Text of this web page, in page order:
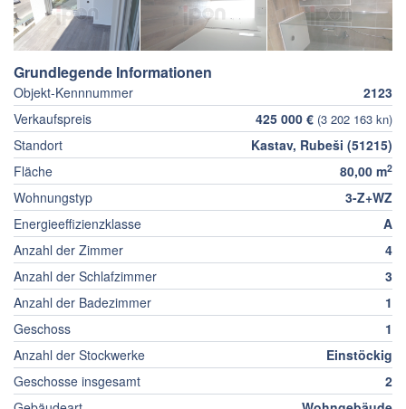
Grundlegende Informationen
Objekt-Kennnummer
2123
Verkaufspreis
425 000 € (3 202 163 kn)
Standort
Kastav, Rubeši (51215)
Fläche
80,00 m2
Wohnungstyp
3-Z+WZ
Energieeffizienzklasse
A
Anzahl der Zimmer
4
Anzahl der Schlafzimmer
3
Anzahl der Badezimmer
1
Geschoss
1
Anzahl der Stockwerke
Einstöckig
Geschosse insgesamt
2